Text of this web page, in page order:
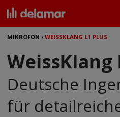
MIKROFON ›WEISSKLANG L1 PLUS
WeissKlang
Deutsche
für